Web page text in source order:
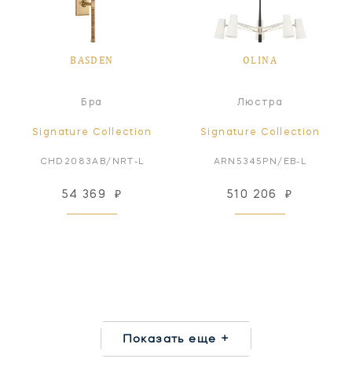
BASDEN
Бра
Signature Collection
CHD2083AB/NRT-L
54 369 ₽
OLINA
Люстра
Signature Collection
ARN5345PN/EB-L
510 206 ₽
Показать еще +